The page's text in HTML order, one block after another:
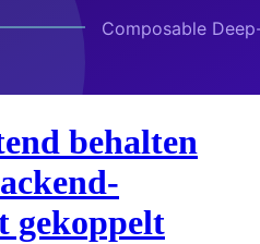
behalten
gekoppelt